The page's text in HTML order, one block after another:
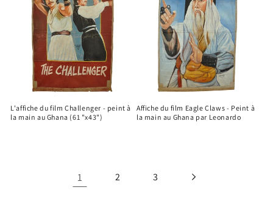
L'affiche du film Challenger - peint à
la main au Ghana (61 "x43")
Affiche du film Eagle Claws - Peint à
la main au Ghana par Leonardo
1 2 3